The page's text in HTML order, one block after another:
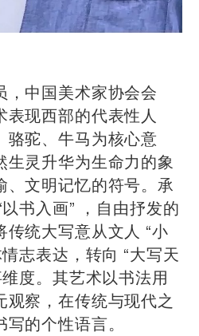
，中国美术家协会会
表现西部的代表性人
骆驼、牛马为核心意
生灵升华为生命力的象
、文明记忆的符号。承
书入画” ，自由抒发的
统大写意从文人 “小
志表达，转向 “大写天
度。其艺术以书法用
察，在传统与现代之
的个性语言。